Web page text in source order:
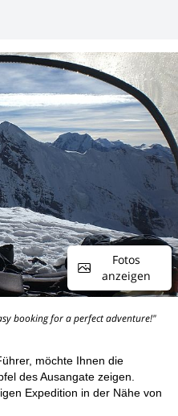
Fotos
anzeigen
booking for a perfect adventure!"
möchte Ihnen die
des Ausangate zeigen.
Expedition in der Nähe von